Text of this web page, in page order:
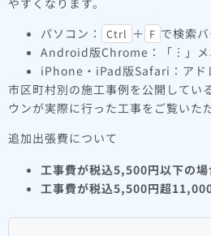
やすくなります。
パソコン：
Ctrl ＋ F で検索
Android版Chrome：「︙」メ
iPhone・iPad版Safari：アド
市区町村別の施工事例を公開してい
ウンが実際に行った工事をご覧いた
追加出張費について
工事費が税込5,500円以下の場
工事費が税込5,500円超